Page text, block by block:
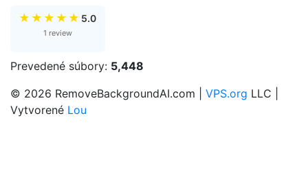
★ ★ ★ ★ ★ 5.0
1 review
Prevedené súbory: 5,448
© 2026 RemoveBackgroundAI.com | VPS.org LLC |
Vytvorené Lou